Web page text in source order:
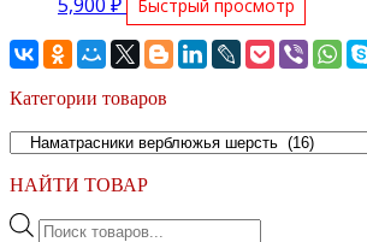
Быстрый просмотр
Категории товаров
НАЙТИ ТОВАР
Поиск